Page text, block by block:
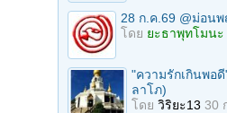
28 ก.ค.69 @ม่อน
โดย ยะธาพุทโมนะ
"ความรักเกินพอ
ลาโภ)
โดย วิริยะ13 30